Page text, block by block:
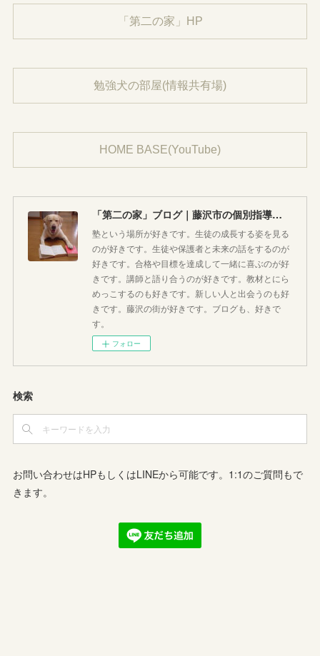
「第二の家」HP
勉強犬の部屋(情報共有場)
HOME BASE(YouTube)
「第二の家」ブログ｜藤沢市の個別指導塾のお話
塾という場所が好きです。生徒の成長する姿を見る
のが好きです。生徒や保護者と未来の話をするのが
好きです。合格や目標を達成して一緒に喜ぶのが好
きです。講師と語り合うのが好きです。教材とにら
めっこするのも好きです。新しい人と出会うのも好
きです。藤沢の街が好きです。ブログも、好きで
す。
フォロー
検索
お問い合わせはHPもしくはLINEから可能です。1:1のご質問もで
きます。